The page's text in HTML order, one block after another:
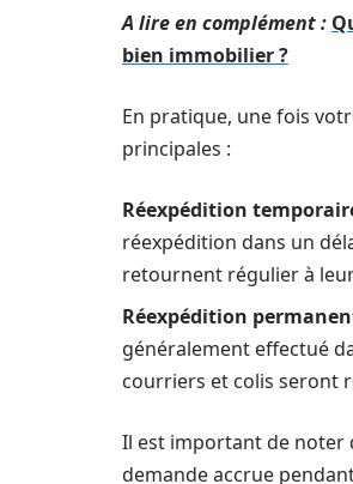
A lire en complément :
bien immobilier ?
En pratique, une fois
principales :
Réexpédition
réexpédition dans un
retournent régulier à
Réexpédition
généralement effectué
courriers et colis seront
Il est important de noter
demande accrue